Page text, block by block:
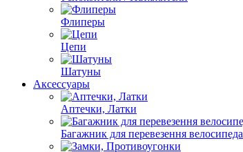
Флиперы
Цепи
Шатуны
Аксессуары
Аптечки, Латки
Багажник для перевезення велосипеда